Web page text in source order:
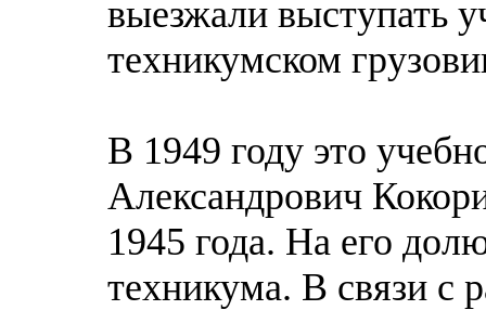
выезжали выступать
техникумском
В 1949 году это
Александрович
1945 года. На его
техникума. В связи с